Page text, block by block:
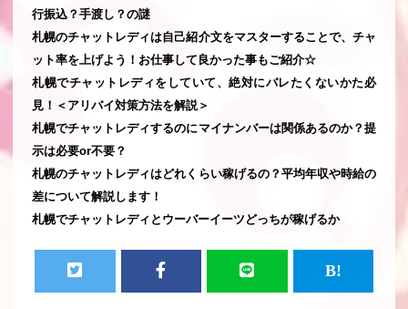
行振込？手渡し？の謎
札幌のチャットレディは自己紹介文をマスターすることで、チャ
ット率を上げよう！お仕事して良かった事もご紹介☆
札幌でチャットレディをしていて、絶対にバレたくないかた必
見！＜アリバイ対策方法を解説＞
札幌でチャットレディするのにマイナンバーは関係あるのか？提
示は必要or不要？
札幌のチャットレディはどれくらい稼げるの？平均年収や時給の
差について解説します！
札幌でチャットレディとウーバーイーツどっちが稼げるか